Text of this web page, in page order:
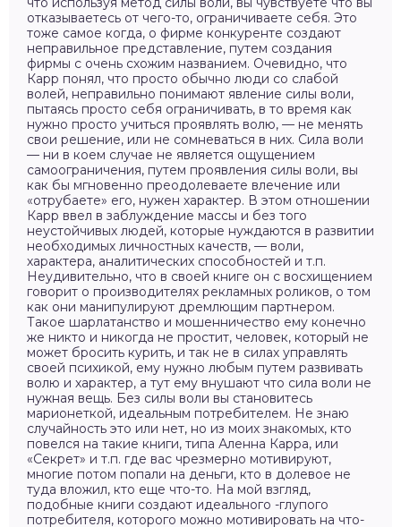
отказываетесь от чего-то, ограничиваете себя. Это
тоже самое когда, о фирме конкуренте создают
неправильное представление, путем создания
фирмы с очень схожим названием. Очевидно, что
Карр понял, что просто обычно люди со слабой
волей, неправильно понимают явление силы воли,
пытаясь просто себя ограничивать, в то время как
нужно просто учиться проявлять волю, — не менять
свои решение, или не сомневаться в них. Сила воли
— ни в коем случае не является ощущением
самоограничения, путем проявления силы воли, вы
как бы мгновенно преодолеваете влечение или
«отрубаете» его, нужен характер. В этом отношении
Карр ввел в заблуждение массы и без того
неустойчивых людей, которые нуждаются в развитии
необходимых личностных качеств, — воли,
характера, аналитических способностей и т.п.
Неудивительно, что в своей книге он с восхищением
говорит о производителях рекламных роликов, о том
как они манипулируют дремлющим партнером.
Такое шарлатанство и мошенничество ему конечно
же никто и никогда не простит, человек, который не
может бросить курить, и так не в силах управлять
своей психикой, ему нужно любым путем развивать
волю и характер, а тут ему внушают что сила воли не
нужная вещь. Без силы воли вы становитесь
марионеткой, идеальным потребителем. Не знаю
случайность это или нет, но из моих знакомых, кто
повелся на такие книги, типа Аленна Карра, или
«Секрет» и т.п. где вас чрезмерно мотивируют,
многие потом попали на деньги, кто в долевое не
туда вложил, кто еще что-то. На мой взгляд,
подобные книги создают идеального -глупого
потребителя, которого можно мотивировать на что-